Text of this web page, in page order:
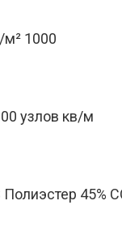
м² 1000
узлов кв/м
Полиэстер 45%